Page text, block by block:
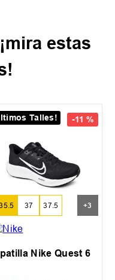
estas
-11 %
Talles!
37 37.5 +3
Nike Quest 6